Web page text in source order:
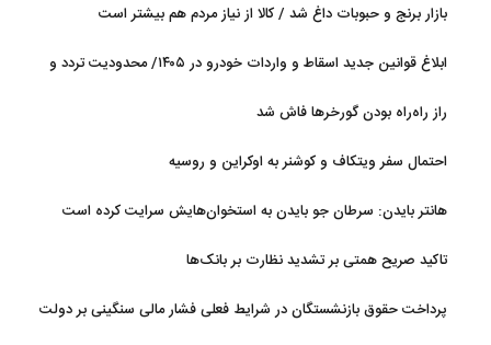
بازار برنج و حبوبات داغ شد / کالا از نیاز مردم هم بیشتر است
ابلاغ قوانین جدید اسقاط و واردات خودرو در ۱۴۰۵/ محدودیت تردد و
راز راه‌راه بودن گورخرها فاش شد
احتمال سفر ویتکاف و کوشنر به اوکراین و روسیه
هانتر بایدن: سرطان جو بایدن به استخوان‌هایش سرایت کرده است
تاکید صریح همتی بر تشدید نظارت بر بانک‌ها
پرداخت حقوق بازنشستگان در شرایط فعلی فشار مالی سنگینی بر دولت